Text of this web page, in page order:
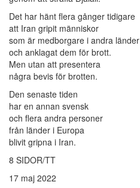
Det har hänt flera gånger tidigare
att Iran gripit människor
som är medborgare i andra länder
och anklagat dem för brott.
Men utan att presentera
några bevis för brotten.
Den senaste tiden
har en annan svensk
och flera andra personer
från länder i Europa
blivit gripna i Iran.
8 SIDOR/TT
17 maj 2022